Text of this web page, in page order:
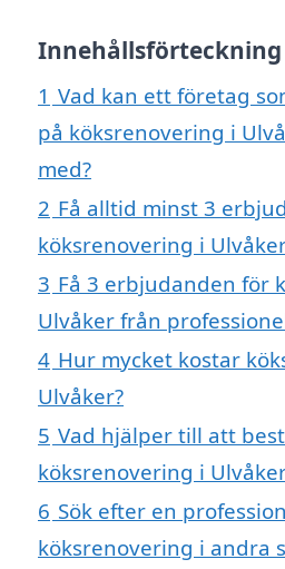
Innehållsförteckning
1 Vad kan ett företag
på köksrenovering i
med?
2 Få alltid minst 3
köksrenovering i
3 Få 3 erbjudanden för
Ulvåker från
4 Hur mycket kostar
Ulvåker?
5 Vad hjälper till att
köksrenovering i
6 Sök efter en
köksrenovering i andra